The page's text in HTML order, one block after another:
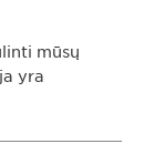
sutikimo
mūsų
yra